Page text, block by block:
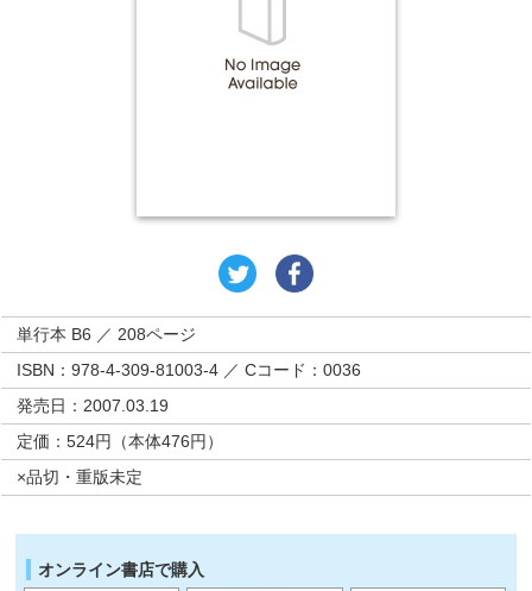
単行本 B6 ／ 208ページ
ISBN：978-4-309-81003-4 ／ Cコード：0036
発売日：2007.03.19
定価：524円（本体476円）
×品切・重版未定
オンライン書店で購入